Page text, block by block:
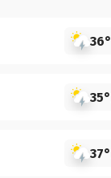
36°
35°
37°